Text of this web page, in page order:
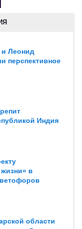
Леонид
перспективное
Индия
в
области